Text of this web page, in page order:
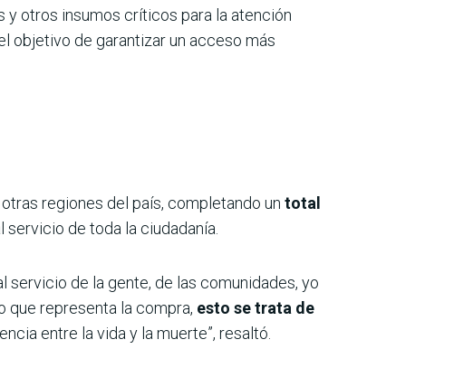
y otros insumos críticos para la atención
objetivo de garantizar un acceso más
regiones del país, completando un total
de toda la ciudadanía.
servicio de la gente, de las comunidades, yo
que representa la compra, esto se trata de
entre la vida y la muerte”, resaltó.